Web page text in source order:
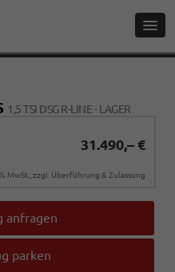
1,5 TSI DSG R-LINE - LAGER
31.490,– €
MwSt., zzgl. Überführung & Zulassung
anfragen
parken